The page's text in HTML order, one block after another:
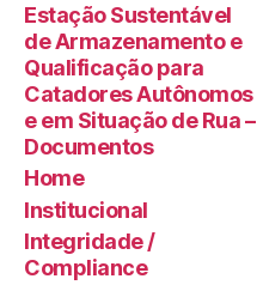
Estação Sustentável
de Armazenamento e
Qualificação para
Catadores Autônomos
e em Situação de Rua –
Documentos
Home
Institucional
Integridade /
Compliance